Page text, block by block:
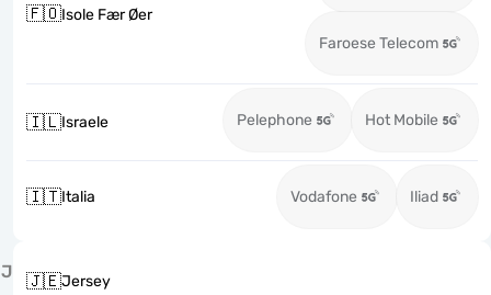
🇫🇴Isole Fær Øer
Faroese Telecom
🇮🇱Israele Pelephone Hot Mobile
🇮🇹Italia Vodafone Iliad
J 🇯🇪Jersey